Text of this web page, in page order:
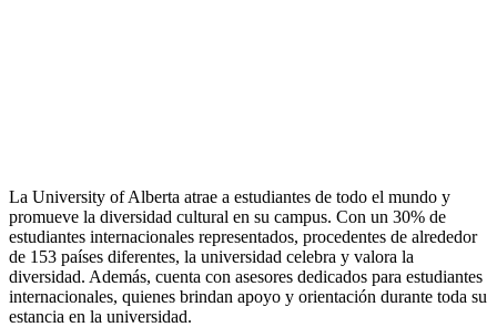
La University of Alberta atrae a estudiantes de todo el mundo y
promueve la diversidad cultural en su campus. Con un 30% de
estudiantes internacionales representados, procedentes de alrededor
de 153 países diferentes, la universidad celebra y valora la
diversidad. Además, cuenta con asesores dedicados para estudiantes
internacionales, quienes brindan apoyo y orientación durante toda su
estancia en la universidad.